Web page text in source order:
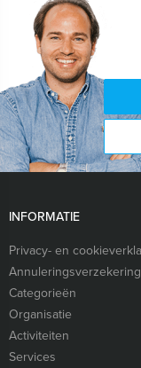
INFORMATIE
Privacy- en
Annuleringsverzekering
Categorieën
Organisatie
Activiteiten
Services